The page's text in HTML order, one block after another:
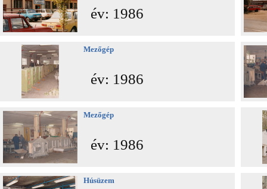
év: 1986
Mezőgép
év: 1986
Mezőgép
év: 1986
Húsüzem